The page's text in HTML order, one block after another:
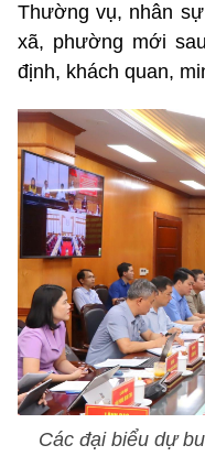
Thường vụ, nhân
xã, phường mới
định, khách quan,
Các đại biểu dự